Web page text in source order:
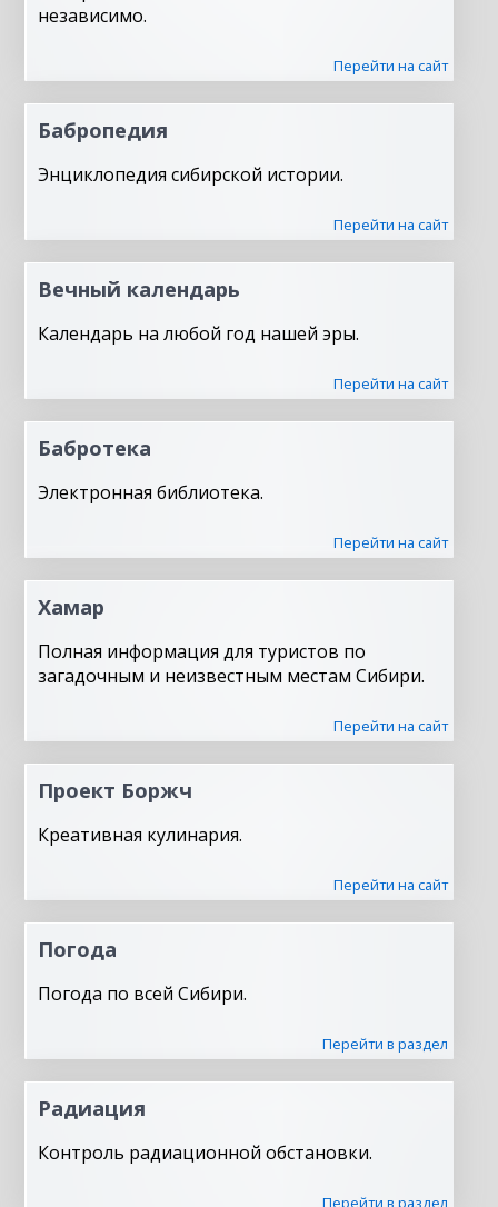
независимо.
Перейти на сайт
Бабропедия
Энциклопедия сибирской истории.
Перейти на сайт
Вечный календарь
Календарь на любой год нашей эры.
Перейти на сайт
Бабротека
Электронная библиотека.
Перейти на сайт
Хамар
Полная информация для туристов по
загадочным и неизвестным местам Сибири.
Перейти на сайт
Проект Боржч
Креативная кулинария.
Перейти на сайт
Погода
Погода по всей Сибири.
Перейти в раздел
Радиация
Контроль радиационной обстановки.
Перейти в раздел